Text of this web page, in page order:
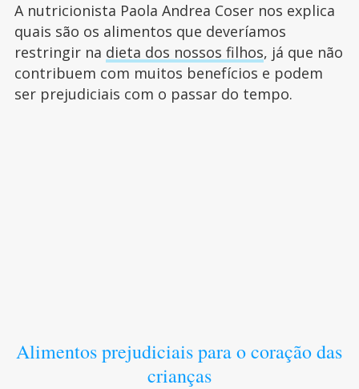
A nutricionista Paola Andrea Coser nos explica
quais são os alimentos que deveríamos
restringir na dieta dos nossos filhos, já que não
contribuem com muitos benefícios e podem
ser prejudiciais com o passar do tempo.
Alimentos prejudiciais para o coração das
crianças